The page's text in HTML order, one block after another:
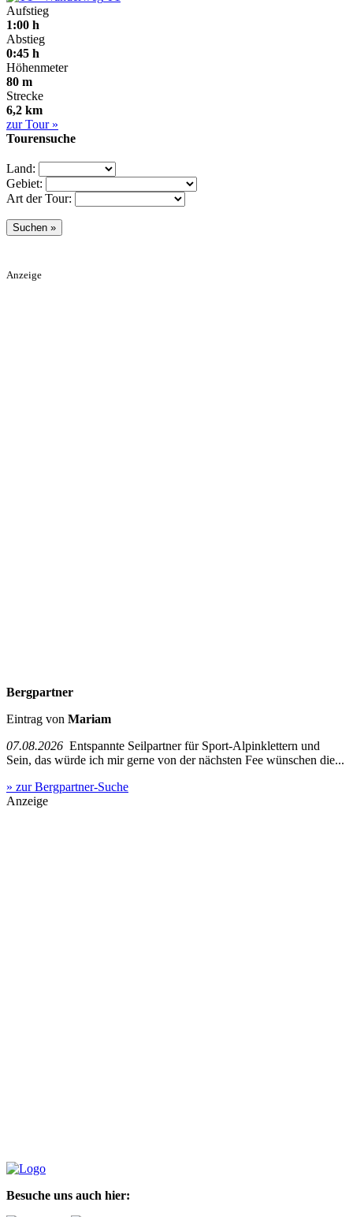
Aufstieg
1:00 h
Abstieg
0:45 h
Höhenmeter
80 m
Strecke
6,2 km
zur Tour »
Tourensuche
Land:
Gebiet:
Art der Tour:
Anzeige
Bergpartner
Eintrag von Mariam
07.08.2026 Entspannte Seilpartner für Sport-Alpinklettern und
Sein, das würde ich mir gerne von der nächsten Fee wünschen die...
» zur Bergpartner-Suche
Anzeige
Besuche uns auch hier: